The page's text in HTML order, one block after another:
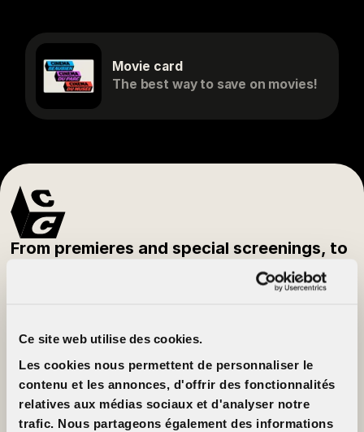
Ce site web utilise des cookies.
Les cookies nous permettent de personnaliser le
contenu et les annonces, d'offrir des fonctionnalités
relatives aux médias sociaux et d'analyser notre
trafic. Nous partageons également des informations
Movie card
The best way to save on movies!
From premieres and special screenings, to
festivals and classic films — be the first to
know what’s playing each week.
Prices
Movie cards
Rentals
FAQ
Accessibility
Cinéma Cinéma
Partners
Jobs
Contact us